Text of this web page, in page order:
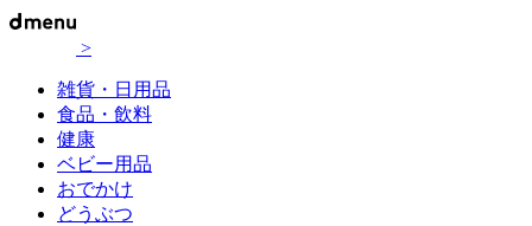
>
雑貨・日用品
食品・飲料
健康
ベビー用品
おでかけ
どうぶつ